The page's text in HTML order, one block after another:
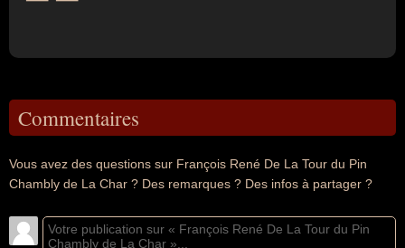
Commentaires
Vous avez des questions sur François René De La Tour du Pin
Chambly de La Char ? Des remarques ? Des infos à partager ?